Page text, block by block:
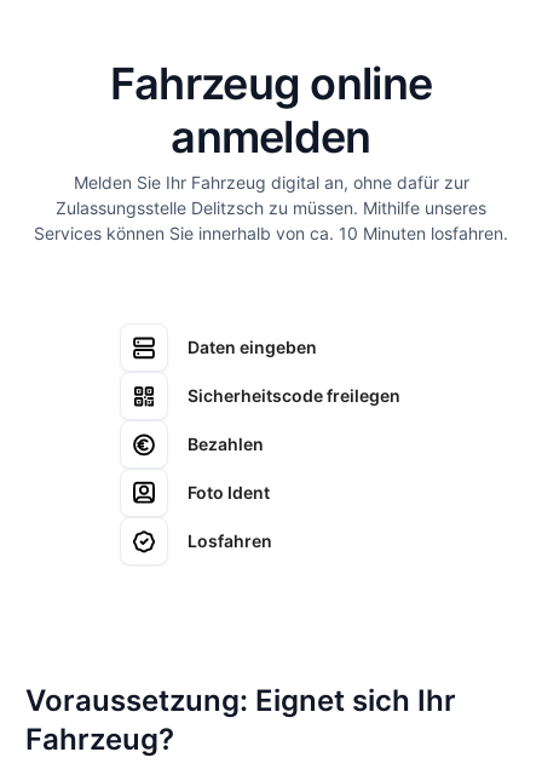
Fahrzeug online
anmelden
Melden Sie Ihr Fahrzeug digital an, ohne dafür zur
Zulassungsstelle Delitzsch zu müssen. Mithilfe unseres
Services können Sie innerhalb von ca. 10 Minuten losfahren.
Daten eingeben
Sicherheitscode freilegen
Bezahlen
Foto Ident
Losfahren
Voraussetzung: Eignet sich Ihr
Fahrzeug?